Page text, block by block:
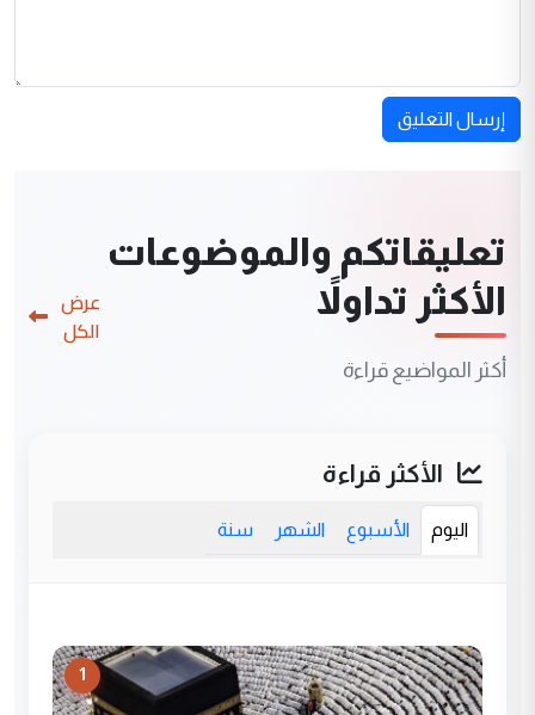
إرسال التعليق
تعليقاتكم والموضوعات
الأكثر تداولاً
أكثر المواضيع قراءة
عرض
الكل
الأكثر قراءة
اليوم الأسبوع الشهر سنة
1